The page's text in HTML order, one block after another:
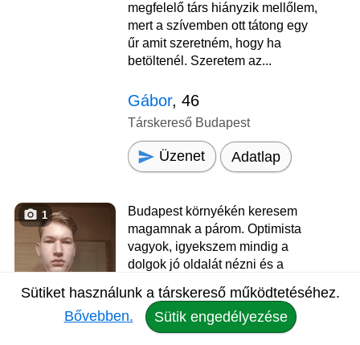
megfelelő társ hiányzik mellőlem,
mert a szívemben ott tátong egy
űr amit szeretném, hogy ha
betöltenél. Szeretem az...
Gábor, 46
Társkereső Budapest
Üzenet Adatlap
1
Budapest környékén keresem
magamnak a párom. Optimista
vagyok, igyekszem mindig a
dolgok jó oldalát nézni és a
Kedves, megértő páromat
keresem, életem hátralevő
részére. Egyenlőre csak
Sütiket használunk a társkereső működtetéséhez.
Bővebben.
Sütik engedélyezése